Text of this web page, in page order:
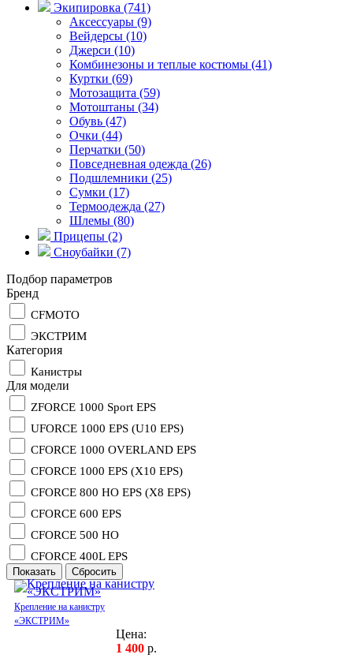
Экипировка (741)
Аксессуары (9)
Вейдерсы (10)
Джерси (10)
Комбинезоны и теплые костюмы (41)
Куртки (69)
Мотозащита (59)
Мотоштаны (34)
Обувь (47)
Очки (44)
Перчатки (50)
Повседневная одежда (26)
Подшлемники (25)
Сумки (17)
Термоодежда (27)
Шлемы (80)
Прицепы (2)
Сноубайки (7)
Подбор параметров
Бренд
CFMOTO
ЭКСТРИМ
Категория
Канистры
Для модели
ZFORCE 1000 Sport EPS
UFORCE 1000 EPS (U10 EPS)
CFORCE 1000 OVERLAND EPS
CFORCE 1000 EPS (X10 EPS)
CFORCE 800 HO EPS (X8 EPS)
CFORCE 600 EPS
CFORCE 500 HO
CFORCE 400L EPS
Крепление на канистру
«ЭКСТРИМ»
Цена:
1 400р.